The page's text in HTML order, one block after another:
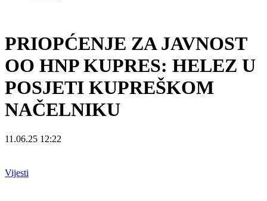
PRIOPĆENJE ZA JAVNOST
OO HNP KUPRES: HELEZ U
POSJETI KUPREŠKOM
NAČELNIKU
11.06.25 12:22
Vijesti